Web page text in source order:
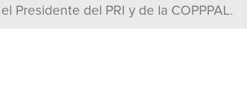
Presidente del PRI y de la COPPPAL.